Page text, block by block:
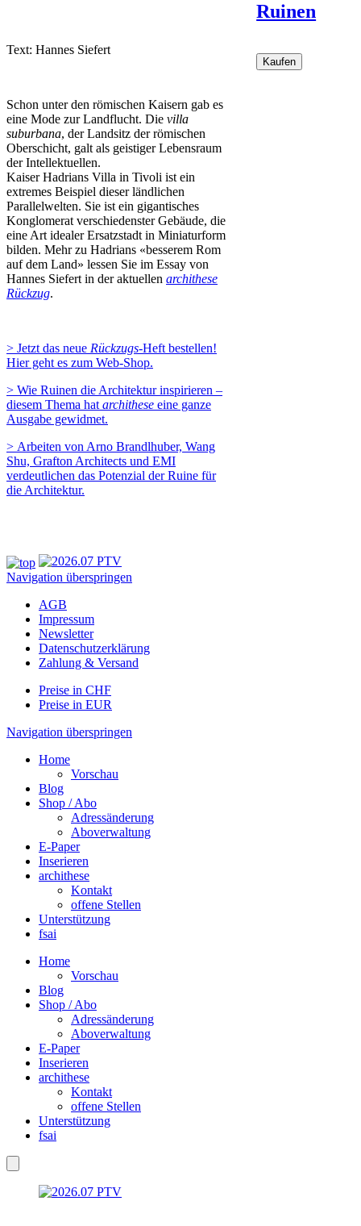
Text: Hannes Siefert
Schon unter den römischen Kaisern gab es
eine Mode zur Landflucht. Die villa
suburbana, der Landsitz der römischen
Oberschicht, galt als geistiger Lebensraum
der Intellektuellen.
Kaiser Hadrians Villa in Tivoli ist ein
extremes Beispiel dieser ländlichen
Parallelwelten. Sie ist ein gigantisches
Konglomerat verschiedenster Gebäude, die
eine Art idealer Ersatzstadt in Miniaturform
bilden. Mehr zu Hadrians «besserem Rom
auf dem Land» lessen Sie im Essay von
Hannes Siefert in der aktuellen archithese
Rückzug.
> Jetzt das neue Rückzugs-Heft bestellen!
Hier geht es zum Web-Shop.
> Wie Ruinen die Architektur inspirieren –
diesem Thema hat archithese eine ganze
Ausgabe gewidmet.
> Arbeiten von Arno Brandlhuber, Wang
Shu, Grafton Architects und EMI
verdeutlichen das Potenzial der Ruine für
die Architektur.
Ruinen
Navigation überspringen
AGB
Impressum
Newsletter
Datenschutzerklärung
Zahlung & Versand
Preise in CHF
Preise in EUR
Navigation überspringen
Home
Vorschau
Blog
Shop / Abo
Adressänderung
Aboverwaltung
E-Paper
Inserieren
archithese
Kontakt
offene Stellen
Unterstützung
fsai
Home
Vorschau
Blog
Shop / Abo
Adressänderung
Aboverwaltung
E-Paper
Inserieren
archithese
Kontakt
offene Stellen
Unterstützung
fsai